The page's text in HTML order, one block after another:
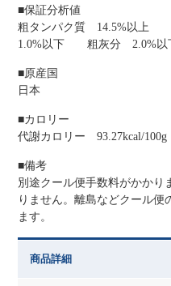
■保証分析値
粗タンパク質 14.5%以
1.0%以下 粗灰分 2.0%
■原産国
日本
■カロリー
代謝カロリー 93.27kcal/100g
■備考
別途クール便手数料がかかり
りません。離島などクール
ます。
商品詳細